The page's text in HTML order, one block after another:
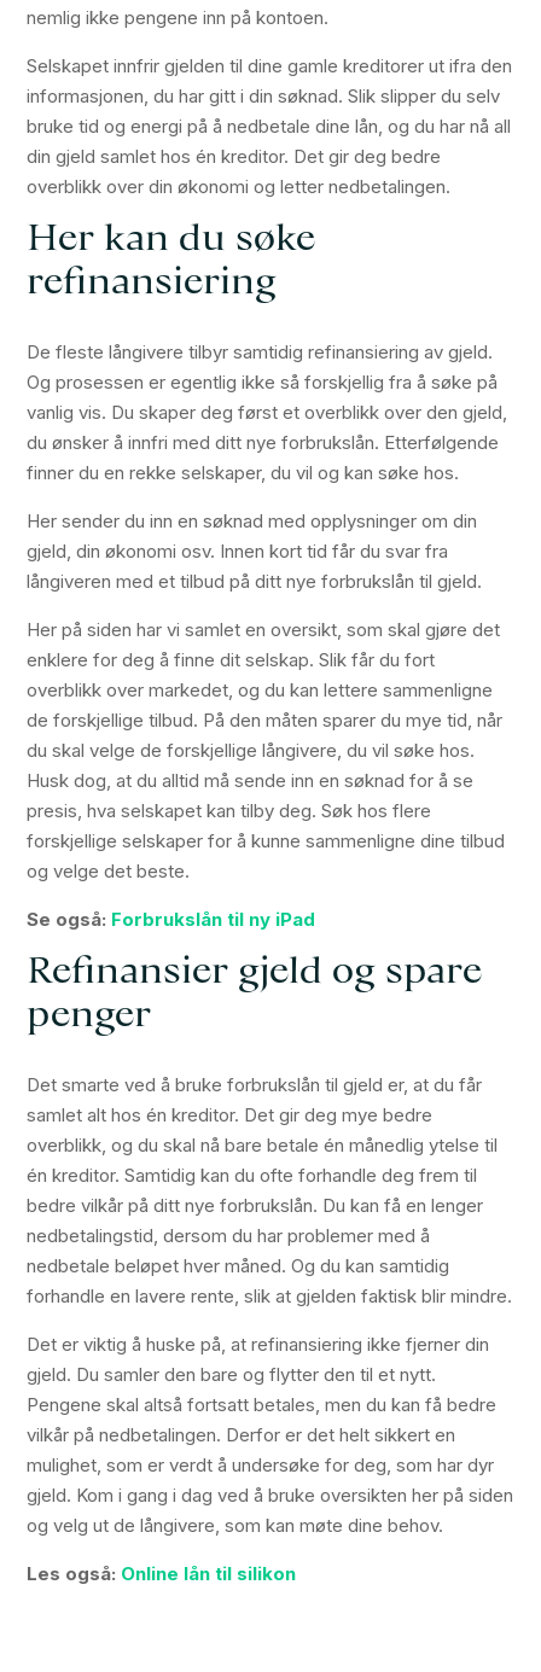
nemlig ikke pengene inn på kontoen.
Selskapet innfrir gjelden til dine gamle kreditorer ut ifra den
informasjonen, du har gitt i din søknad. Slik slipper du selv
bruke tid og energi på å nedbetale dine lån, og du har nå all
din gjeld samlet hos én kreditor. Det gir deg bedre
overblikk over din økonomi og letter nedbetalingen.
Her kan du søke
refinansiering
De fleste långivere tilbyr samtidig refinansiering av gjeld.
Og prosessen er egentlig ikke så forskjellig fra å søke på
vanlig vis. Du skaper deg først et overblikk over den gjeld,
du ønsker å innfri med ditt nye forbrukslån. Etterfølgende
finner du en rekke selskaper, du vil og kan søke hos.
Her sender du inn en søknad med opplysninger om din
gjeld, din økonomi osv. Innen kort tid får du svar fra
långiveren med et tilbud på ditt nye forbrukslån til gjeld.
Her på siden har vi samlet en oversikt, som skal gjøre det
enklere for deg å finne dit selskap. Slik får du fort
overblikk over markedet, og du kan lettere sammenligne
de forskjellige tilbud. På den måten sparer du mye tid, når
du skal velge de forskjellige långivere, du vil søke hos.
Husk dog, at du alltid må sende inn en søknad for å se
presis, hva selskapet kan tilby deg. Søk hos flere
forskjellige selskaper for å kunne sammenligne dine tilbud
og velge det beste.
Se også: Forbrukslån til ny iPad
Refinansier gjeld og spare
penger
Det smarte ved å bruke forbrukslån til gjeld er, at du får
samlet alt hos én kreditor. Det gir deg mye bedre
overblikk, og du skal nå bare betale én månedlig ytelse til
én kreditor. Samtidig kan du ofte forhandle deg frem til
bedre vilkår på ditt nye forbrukslån. Du kan få en lenger
nedbetalingstid, dersom du har problemer med å
nedbetale beløpet hver måned. Og du kan samtidig
forhandle en lavere rente, slik at gjelden faktisk blir mindre.
Det er viktig å huske på, at refinansiering ikke fjerner din
gjeld. Du samler den bare og flytter den til et nytt.
Pengene skal altså fortsatt betales, men du kan få bedre
vilkår på nedbetalingen. Derfor er det helt sikkert en
mulighet, som er verdt å undersøke for deg, som har dyr
gjeld. Kom i gang i dag ved å bruke oversikten her på siden
og velg ut de långivere, som kan møte dine behov.
Les også: Online lån til silikon